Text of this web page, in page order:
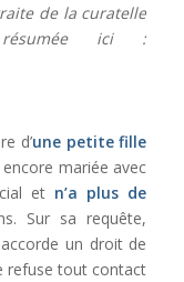
de la curatelle
ici :
d’une petite fille
mariée avec
et n’a plus de
Sur sa requête,
un droit de
refuse tout contact